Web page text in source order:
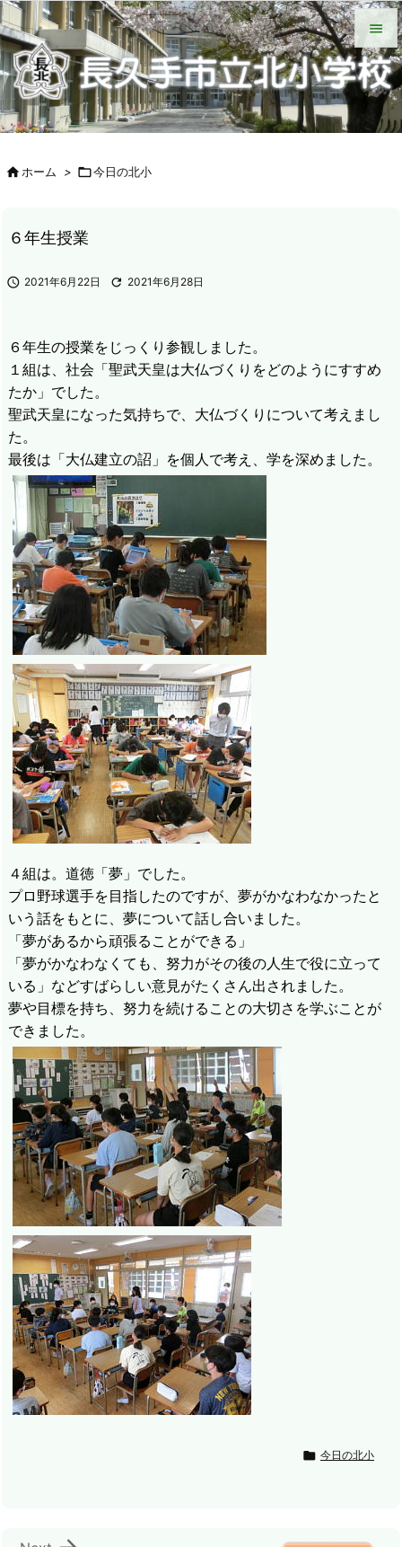


メニュ

サイド
HOME 北小について 今日の北小 緊急時の対応
各種説明会
ＰＴＡ手帳（Web版）
ＰＴＡの窓
いじめ防止基本方針
学校からの配付物（学年別）
タブレット端末wifi接続手段
ホーム > 今日の北小
６年生授業
 2021年6月22日  2021年6月28日
６年生の授業をじっくり参観しました。
１組は、社会「聖武天皇は大仏づくりをどのようにすすめ
たか」でした。
聖武天皇になった気持ちで、大仏づくりについて考えまし
た。
最後は「大仏建立の詔」を個人で考え、学を深めました。
４組は。道徳「夢」でした。
プロ野球選手を目指したのですが、夢がかなわなかったと
いう話をもとに、夢について話し合いました。
「夢があるから頑張ることができる」
「夢がかなわなくても、努力がその後の人生で役に立って
いる」などすばらしい意見がたくさん出されました。
夢や目標を持ち、努力を続けることの大切さを学ぶことが
できました。
 今日の北小